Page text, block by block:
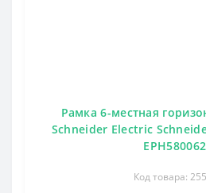
Рамка 6-местная
Schneider Electric
Код товара: